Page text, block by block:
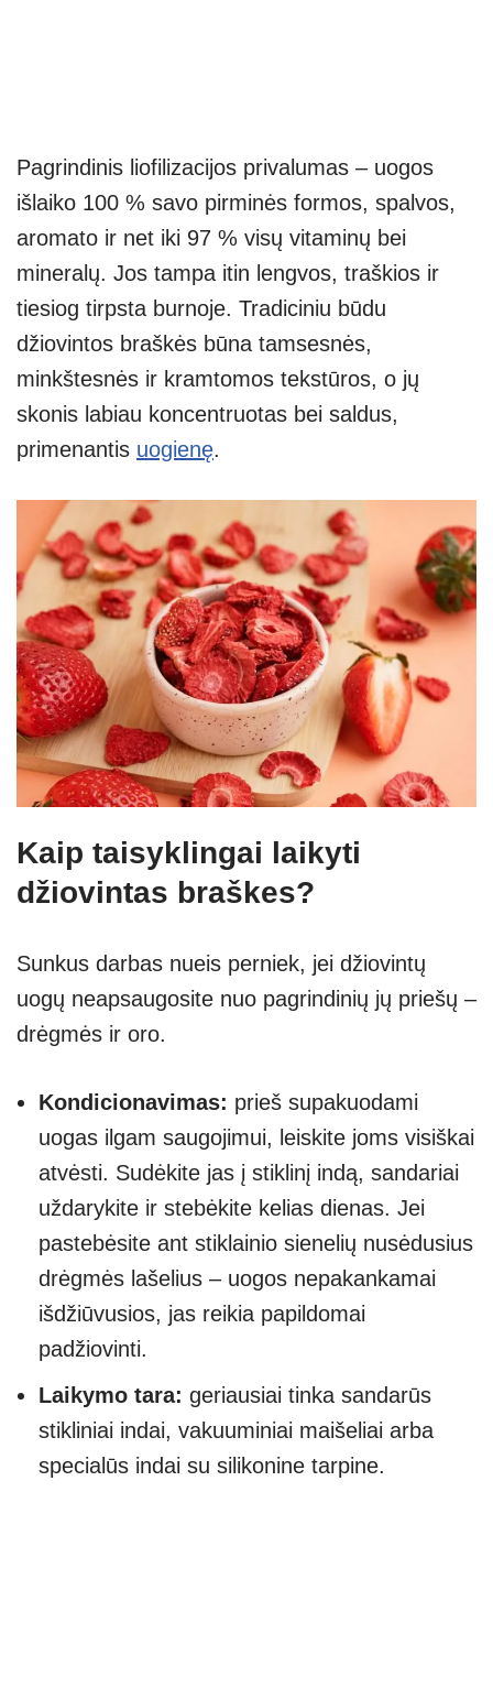
Pagrindinis liofilizacijos privalumas – uogos
išlaiko 100 % savo pirminės formos, spalvos,
aromato ir net iki 97 % visų vitaminų bei
mineralų. Jos tampa itin lengvos, traškios ir
tiesiog tirpsta burnoje. Tradiciniu būdu
džiovintos braškės būna tamsesnės,
minkštesnės ir kramtomos tekstūros, o jų
skonis labiau koncentruotas bei saldus,
primenantis uogienę.
Kaip taisyklingai laikyti
džiovintas braškes?
Sunkus darbas nueis perniek, jei džiovintų
uogų neapsaugosite nuo pagrindinių jų priešų –
drėgmės ir oro.
Kondicionavimas: prieš supakuodami
uogas ilgam saugojimui, leiskite joms visiškai
atvėsti. Sudėkite jas į stiklinį indą, sandariai
uždarykite ir stebėkite kelias dienas. Jei
pastebėsite ant stiklainio sienelių nusėdusius
drėgmės lašelius – uogos nepakankamai
išdžiūvusios, jas reikia papildomai
padžiovinti.
Laikymo tara: geriausiai tinka sandarūs
stikliniai indai, vakuuminiai maišeliai arba
specialūs indai su silikonine tarpine.